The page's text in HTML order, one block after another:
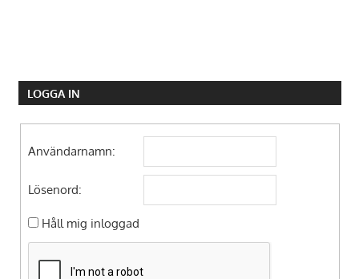
LOGGA IN
Användarnamn:
Lösenord:
Håll mig inloggad